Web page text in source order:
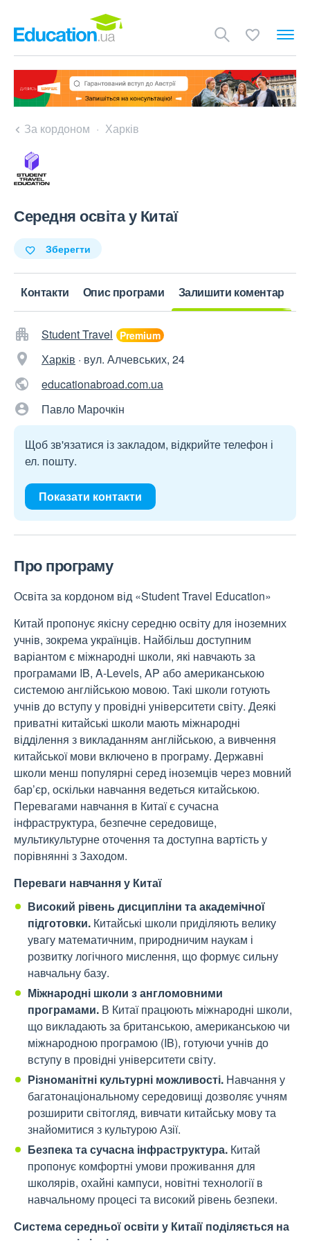
За кордоном Харків
Середня освіта у Китаї
Зберегти
Контакти Опис програми Залишити коментар
Student Travel
Харків · вул. Алчевських, 24
educationabroad.com.ua
Павло Марочкін
Щоб зв'язатися із закладом, відкрийте телефон і
ел. пошту.
Показати контакти
Про програму
Освіта за кордоном від «Student Travel Education»
Китай пропонує якісну середню освіту для іноземних
учнів, зокрема українців. Найбільш доступним
варіантом є міжнародні школи, які навчають за
програмами IB, A-Levels, AP або американською
системою англійською мовою. Такі школи готують
учнів до вступу у провідні університети світу. Деякі
приватні китайські школи мають міжнародні
відділення з викладанням англійською, а вивчення
китайської мови включено в програму. Державні
школи менш популярні серед іноземців через мовний
бар’єр, оскільки навчання ведеться китайською.
Перевагами навчання в Китаї є сучасна
інфраструктура, безпечне середовище,
мультикультурне оточення та доступна вартість у
порівнянні з Заходом.
Переваги навчання у Китаї
Високий рівень дисципліни та академічної
підготовки. Китайські школи приділяють велику
увагу математичним, природничим наукам і
розвитку логічного мислення, що формує сильну
навчальну базу.
Міжнародні школи з англомовними
програмами. В Китаї працюють міжнародні школи,
що викладають за британською, американською чи
міжнародною програмою (IB), готуючи учнів до
вступу в провідні університети світу.
Різноманітні культурні можливості. Навчання у
багатонаціональному середовищі дозволяє учням
розширити світогляд, вивчати китайську мову та
знайомитися з культурою Азії.
Безпека та сучасна інфраструктура. Китай
пропонує комфортні умови проживання для
школярів, охайні кампуси, новітні технології в
навчальному процесі та високий рівень безпеки.
Система середньої освіти у Китаії поділяється на